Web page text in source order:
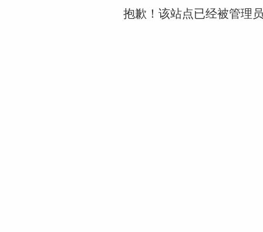
抱歉！该站点已经被管理